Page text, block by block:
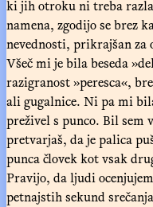
ki jih otroku ni treba
namena, zgodijo se brez
nevednosti, prikrajšan za
Všeč mi je bila beseda
razigranost »peresca«,
ali gugalnice. Ni pa mi
preživel s punco. Bil
pretvarjaš, da je palica
punca človek kot vsak
Pravijo, da ljudi
petnajstih sekund